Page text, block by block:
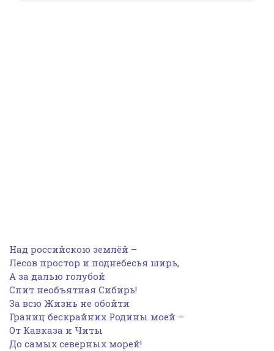
Над российскою землёй –
Лесов простор и поднебесья ширь,
А за далью голубой
Спит необъятная Сибирь!
За всю Жизнь не обойти
Границ бескрайних Родины моей –
От Кавказа и Читы
До самых северных морей!